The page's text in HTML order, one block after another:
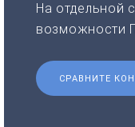
На отдельной
возможности
СРАВНИТЕ